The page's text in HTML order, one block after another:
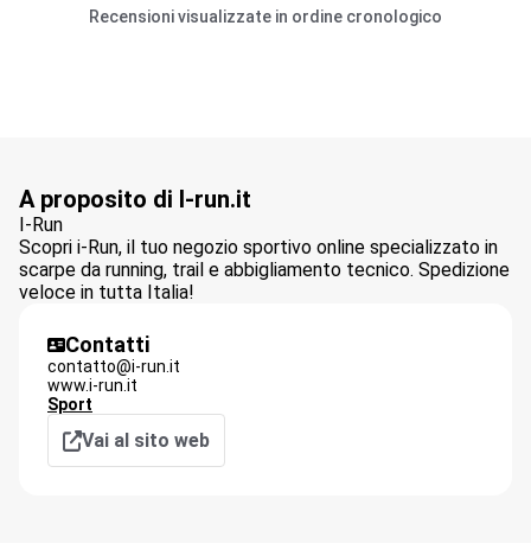
Recensioni visualizzate in ordine cronologico
A proposito di I-run.it
I-Run
Scopri i-Run, il tuo negozio sportivo online specializzato in
scarpe da running, trail e abbigliamento tecnico. Spedizione
veloce in tutta Italia!
Contatti
contatto@i-run.it
www.i-run.it
Sport
Vai al sito web